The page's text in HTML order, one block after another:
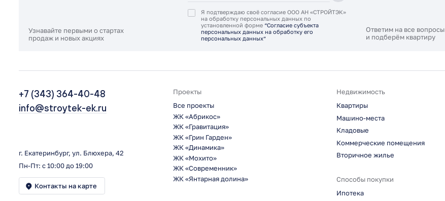
Узнавайте первыми о стартах
продаж и новых акциях
Я подтверждаю своё согласие ООО АН «СТРОЙТЭК»
на обработку персональных данных по
установленной форме “Согласие субъекта
персональных данных на обработку его
персональных данных”
Ответим на все вопросы
и подберём квартиру
+7 (343) 364-40-48
info@stroytek-ek.ru
г. Екатеринбург, ул. Блюхера, 42
Пн-Пт: с 10:00 до 19:00
Контакты на карте
Проекты
Все проекты
ЖК «Абрикос»
ЖК «Гравитация»
ЖК «Грин Гарден»
ЖК «Динамика»
ЖК «Мохито»
ЖК «Современник»
ЖК «Янтарная долина»
Недвижимость
Квартиры
Машино-места
Кладовые
Коммерческие помещения
Вторичное жилье
Способы покупки
Ипотека